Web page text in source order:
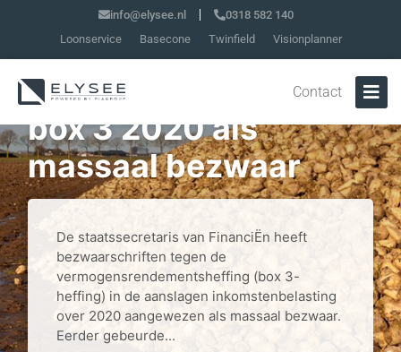
info@elysee.nl
0318 582 140
Loonservice
Basecone Twinfield Visionplanner
Contact
Aanwijzing bezwaar
box 3 2020 als
massaal bezwaar
De staatssecretaris van FinanciËn heeft
bezwaarschriften tegen de
vermogensrendementsheffing (box 3-
heffing) in de aanslagen inkomstenbelasting
over 2020 aangewezen als massaal bezwaar.
Eerder gebeurde...